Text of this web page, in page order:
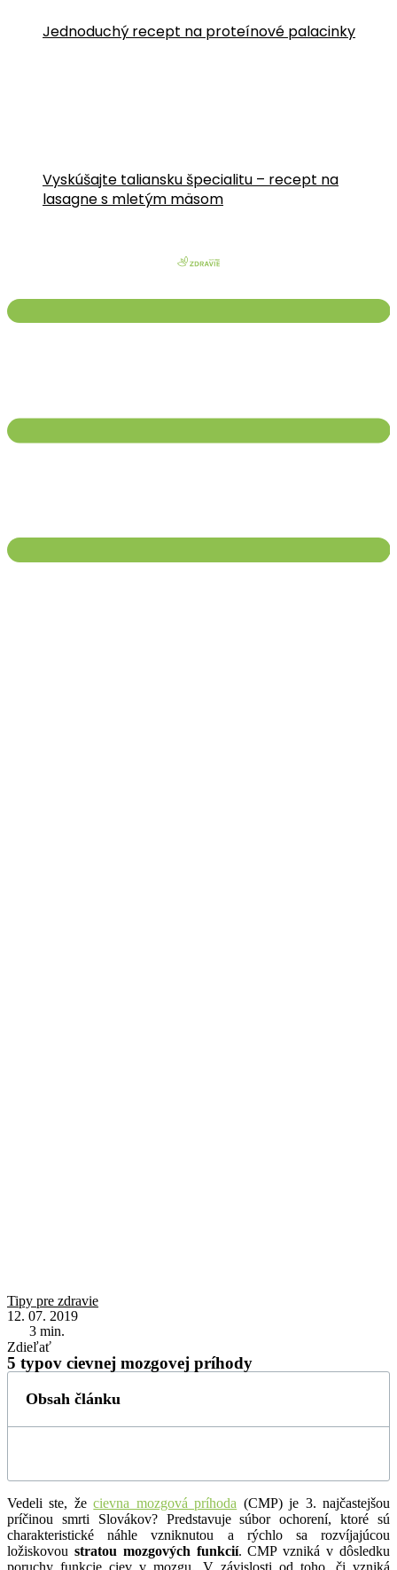
Jednoduchý recept na proteínové palacinky
Vyskúšajte taliansku špecialitu – recept na
lasagne s mletým mäsom
Tipy pre zdravie
12. 07. 2019
3 min.
Zdieľať
5 typov cievnej mozgovej príhody
Obsah článku
Vedeli ste, žecievna mozgová príhoda (CMP) je 3. najčastejšou
príčinou smrti Slovákov? Predstavuje súbor ochorení, ktoré sú
charakteristické náhle vzniknutou a rýchlo sa rozvíjajúcou
ložiskovou stratou mozgových funkcií. CMP vzniká v dôsledku
poruchy funkcie ciev v mozgu. V závislosti od toho, či vzniká